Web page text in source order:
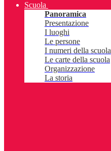
Scuola
Panoramica
Presentazione
I luoghi
Le persone
I numeri della scuola
Le carte della scuola
Organizzazione
La storia